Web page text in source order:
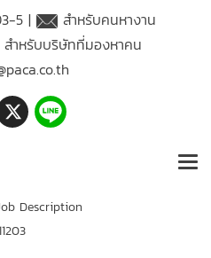
5 |
สำหรับคนหางาน
สำหรับบริษัทที่มองหาคน
Description